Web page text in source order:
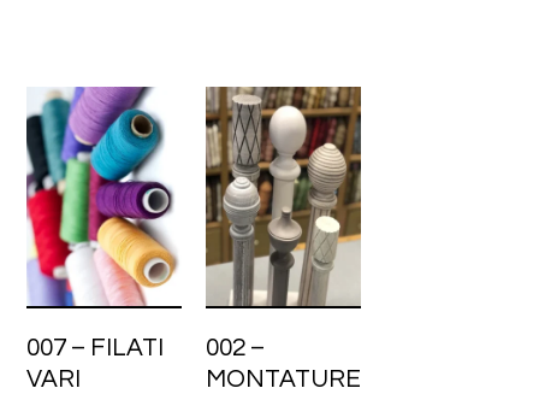
007 – FILATI
VARI
002 –
MONTATURE